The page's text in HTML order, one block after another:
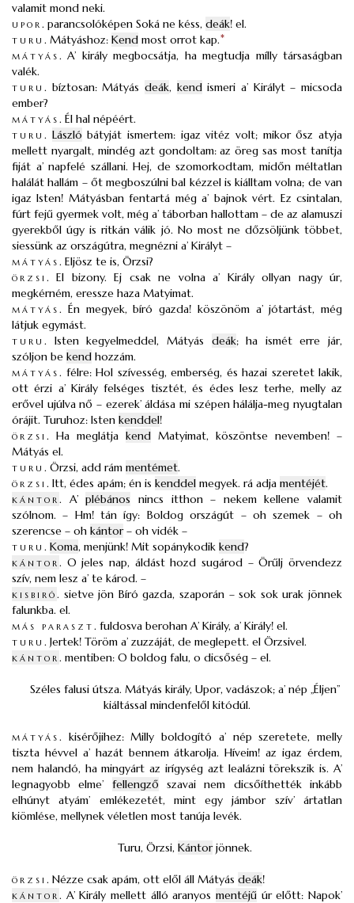
valamit mond neki.
upor. parancsolóképen Soká ne késs, deák! el.
turu . Mátyáshoz: Kend most orrot kap.*
mátyás.A’ király megbocsátja, ha megtudja mílly társaságban
valék.
turu . bíztosan: Mátyásdeák, kendismeri a’ Királyt – micsoda
ember?
mátyás. Él hal népéért.
turu . László bátyját ismertem: igaz vitéz volt; mikor ősz atyja
mellett nyargalt, mindég azt gondoltam: az öreg sas most tanítja
fiját a’ napfelé szállani. Hej, de szomorkodtam, midőn méltatlan
halálát hallám – őt megboszúlni bal kézzel is kiálltam volna; de van
igaz Isten! Mátyásban fentartá még a’ bajnok vért. Ez csintalan,
fúrt fejű gyermek volt, még a’ táborban hallottam – de az alamuszi
gyerekből úgy is ritkán válik jó. No most ne dőzsöljünk többet,
siessünk az országútra, megnézni a’ Királyt –
mátyás. Eljösz te is, Örzsi?
örzsi .El bizony. Ej csak ne volna a’ Király ollyan nagy úr,
megkérném, eressze haza Matyimat.
mátyás. Én megyek, bíró gazda! köszönöm a’ jótartást, még
látjuk egymást.
turu . Isten kegyelmeddel, Mátyás deák; ha ismét erre jár,
szóljon be kend hozzám.
mátyás. félre: Hol szívesség, emberség, és hazai szeretet lakik,
ott érzi a’ Király felséges tisztét, és édes lesz terhe, melly az
erővel ujúlva nő – ezerek’ áldása mi szépen hálálja-meg nyugtalan
órájit. Turuhoz: Isten kenddel!
örzsi . Ha meglátja kend Matyimat, köszöntse nevemben! –
Mátyás el.
turu . Örzsi, add rám mentémet.
örzsi . Itt, édes apám; én is kenddel megyek. rá adja mentéjét.
kántor. A’plébános nincs itthon – nekem kellene valamit
szólnom. – Hm! tán így: Boldog országút – oh szemek – oh
szerencse – oh kántor– oh vidék –
turu . Koma, menjünk! Mit sopánykodik kend?
kántor. O jeles nap, áldást hozd sugárod – Örűlj örvendezz
szív, nem lesz a’ te károd. –
kisbiró. sietve jön Bíró gazda, szaporán – sok sok urak jönnek
falunkba. el.
más paraszt. fuldosva berohan A’ Király, a’ Király! el.
turu . Jertek! Töröm a’ zuzzáját, de meglepett. el Örzsivel.
kántor. mentiben: O boldog falu, o dicsőség – el.
Széles falusi útsza. Mátyás király, Upor, vadászok; a’ nép „Éljen”
kiáltással mindenfelől kitódúl.
mátyás. kisérőjihez: Milly boldogító a’ nép szeretete, melly
tiszta hévvel a’ hazát bennem átkarolja. Híveim! az igaz érdem,
nem halandó, ha mingyárt az irígység azt lealázni törekszik is. A’
legnagyobb elme’ fellengző szavai nem dicsőíthették inkább
elhúnyt atyám’ emlékezetét, mint egy jámbor szív’ ártatlan
kiömlése, mellynek véletlen most tanúja levék.
Turu, Örzsi, Kántorjönnek.
örzsi . Nézze csak apám, ott elől áll Mátyás deák!
kántor. A’ Király mellett álló aranyosmentéjű úr előtt: Napok’